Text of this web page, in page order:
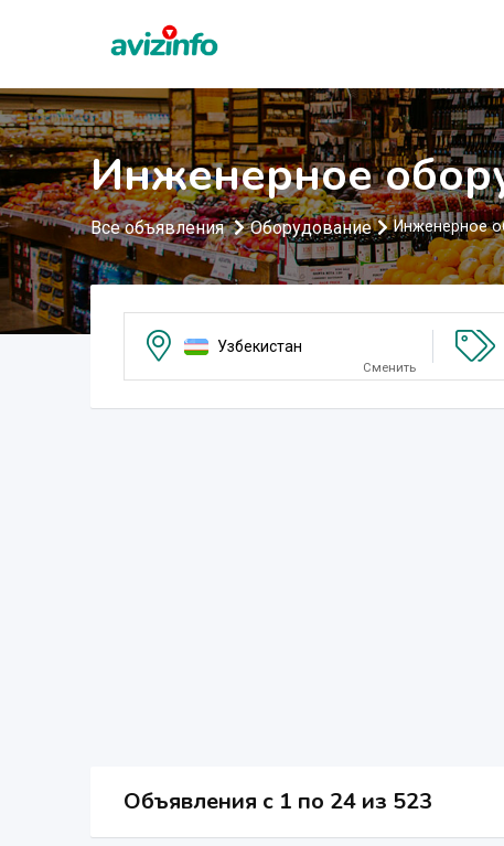
Инженерное
Все объявления Оборудование Инженерное
Узбекистан
Сменить
Объявления c 1 по 24 из 523